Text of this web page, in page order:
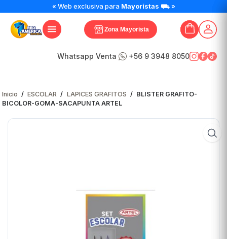
« Web exclusiva para Mayoristas ⛟ »
Zona Mayorista
Whatsapp Venta +56 9 3948 8050
Inicio / ESCOLAR / LAPICES GRAFITOS / BLISTER GRAFITO-
BICOLOR-GOMA-SACAPUNTA ARTEL